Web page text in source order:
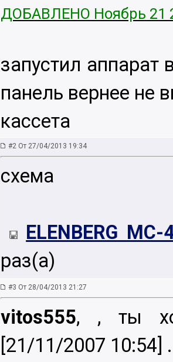
ДОБАВЛЕНО Ноябрь 21
запустил аппарат
панель вернее не
кассета
#2 От 27/04/2013 19:34
схема
ELENBERG
раз(а)
#3 От 28/04/2013 21:27
vitos555, , ты
[21/11/2007 10:54] .